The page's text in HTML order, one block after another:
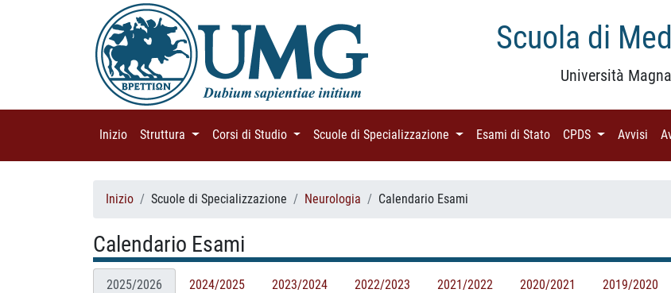
Scuola di
Università
Inizio (current)
Struttura (current)Corsi di Studio (current)Scuole di Specializzazione (current)Esami di Stato (current)
CPDS (current)
Avvisi
Inizio Scuole di Specializzazione Neurologia Calendario Esami
Calendario Esami
2025/2026 2024/2025 2023/2024 2022/2023 2021/2022 2020/2021 2019/2020